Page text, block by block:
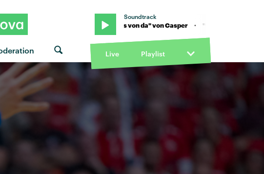
Soundtrack
von Casper · "sowas von da" von Casper · "sowas von da" von Casper
Live Playlist